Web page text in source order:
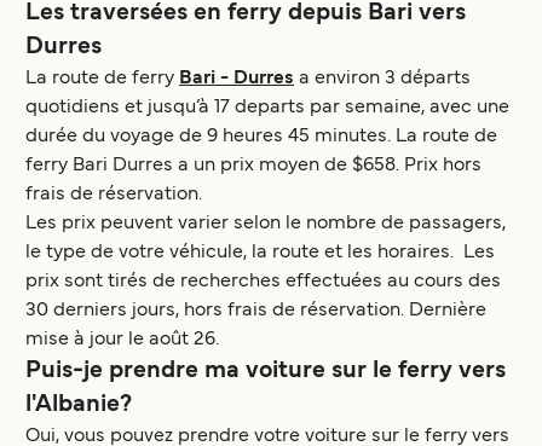
Les traversées en ferry depuis Bari vers
Durres
La route de ferry Bari - Durres a environ 3 départs
quotidiens et jusqu’à 17 departs par semaine, avec une
durée du voyage de 9 heures 45 minutes. La route de
ferry Bari Durres a un prix moyen de $658. Prix hors
frais de réservation.
Les prix peuvent varier selon le nombre de passagers,
le type de votre véhicule, la route et les horaires. Les
prix sont tirés de recherches effectuées au cours des
30 derniers jours, hors frais de réservation. Dernière
mise à jour le août 26.
Puis-je prendre ma voiture sur le ferry vers
l'Albanie?
Oui, vous pouvez prendre votre voiture sur le ferry vers